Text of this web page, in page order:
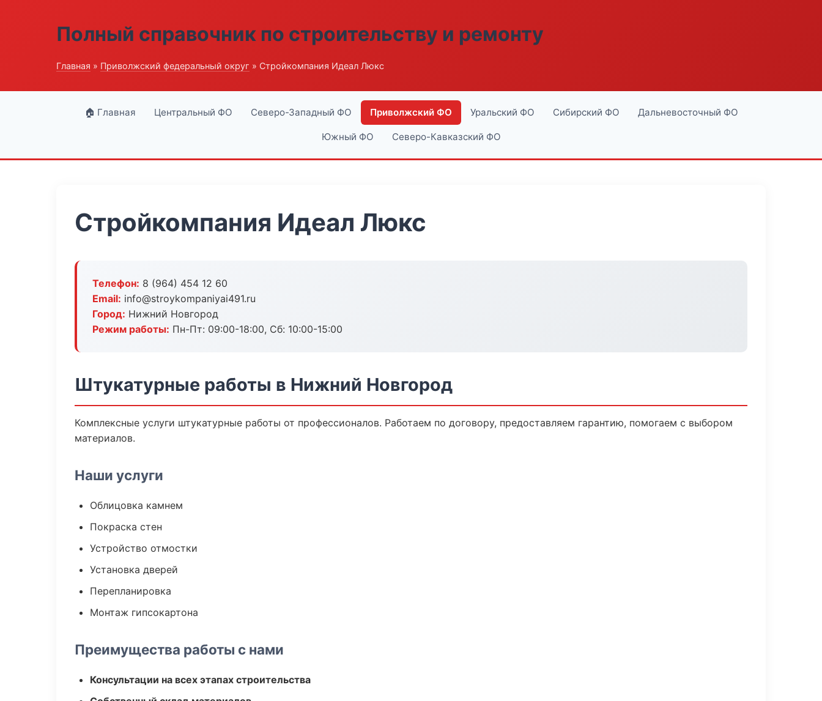
Полный справочник по строительству и ремонту
Главная » Приволжский федеральный округ » Стройкомпания Идеал Люкс
🏠 Главная Центральный ФО Северо-Западный ФО Приволжский ФО Уральский ФО Сибирский ФО Дальневосточный ФО
Южный ФО Северо-Кавказский ФО
Стройкомпания Идеал Люкс
Телефон: 8 (964) 454 12 60
Email: info@stroykompaniyai491.ru
Город: Нижний Новгород
Режим работы: Пн-Пт: 09:00-18:00, Сб: 10:00-15:00
Штукатурные работы в Нижний Новгород
Комплексные услуги штукатурные работы от профессионалов. Работаем по договору, предоставляем гарантию, помогаем с выбором
материалов.
Наши услуги
Облицовка камнем
Покраска стен
Устройство отмостки
Установка дверей
Перепланировка
Монтаж гипсокартона
Преимущества работы с нами
Консультации на всех этапах строительства